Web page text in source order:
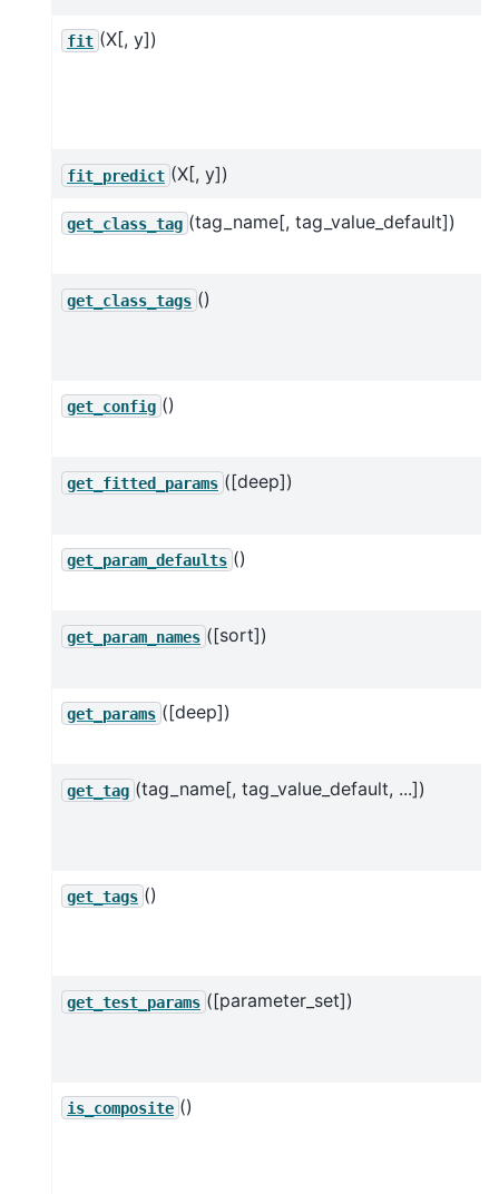
fit (X[, y])
fit_predict (X[, y])
get_class_tag (tag_name[, tag_value_default])
get_class_tags ()
get_config ()
get_fitted_params ([deep])
get_param_defaults ()
get_param_names ([sort])
get_params ([deep])
get_tag (tag_name[, tag_value_default, ...])
get_tags ()
get_test_params ([parameter_set])
is_composite ()